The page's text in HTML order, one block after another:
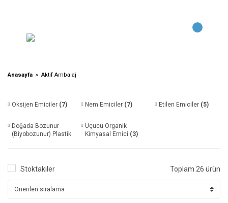
Anasayfa Aktif Ambalaj
Oksijen Emiciler (7) Nem Emiciler (7) Etilen Emiciler (5)
Doğada Bozunur
(Biyobozunur) Plastik
Uçucu Organik
Kimyasal Emici (3)
Stoktakiler Toplam 26 ürün